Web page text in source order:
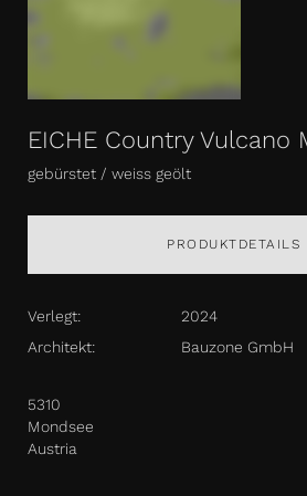
EICHE Country Vulcano
gebürstet / weiss geölt
PRODUKTDETAILS
Verlegt:
2024
Architekt:
Bauzone GmbH
5310
Mondsee
Austria